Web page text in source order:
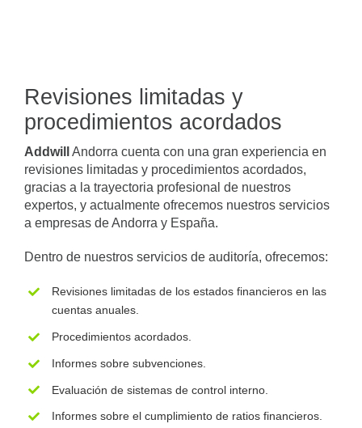
Revisiones limitadas y
procedimientos acordados
Addwill
Andorra cuenta con una gran experiencia en
revisiones limitadas y procedimientos acordados,
gracias a la trayectoria profesional de nuestros
expertos, y actualmente ofrecemos nuestros servicios
a empresas de Andorra y España.
Dentro de nuestros servicios de auditoría, ofrecemos:
Revisiones limitadas de los estados financieros en las
cuentas anuales.
Procedimientos acordados.
Informes sobre subvenciones.
Evaluación de sistemas de control interno.
Informes sobre el cumplimiento de ratios financieros.